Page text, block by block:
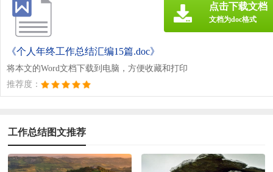
《个人年终工作总结汇编15篇.doc》
将本文的Word文档下载到电脑，方便收藏和打印
推荐度：
点击下载文档
文档为doc格式
工作总结图文推荐